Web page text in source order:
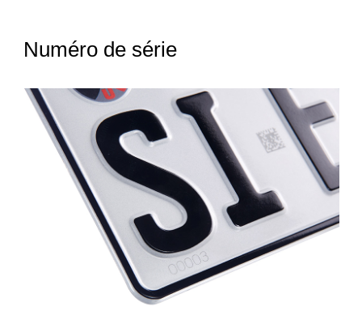
Numéro de série